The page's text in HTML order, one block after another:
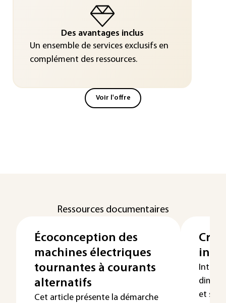
Des avantages inclus
Un ensemble de services exclusifs en
complément des ressources.
Voir l'offre
Ressources documentaires
Écoconception des
machines électriques
tournantes à courants
alternatifs
Cet article présente la démarche
et